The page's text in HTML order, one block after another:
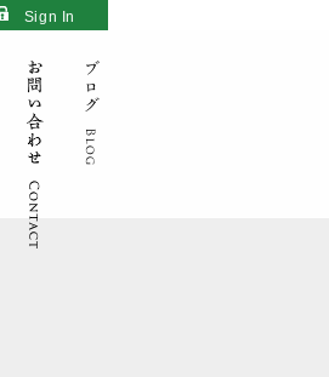
Sign In